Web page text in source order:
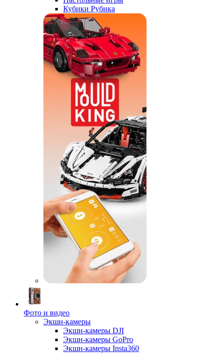
Кубики Рубика
Фото и видео
Экшн-камеры
Экшн-камеры DJI
Экшн-камеры GoPro
Экшн-камеры Insta360